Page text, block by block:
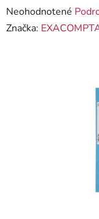
Priemerné
hodnotenie
Neohodnotené
Značka: